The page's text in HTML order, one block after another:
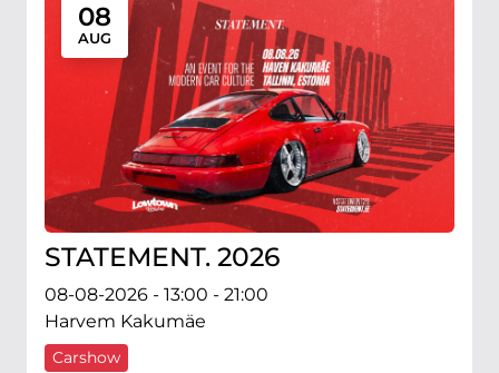
08
AUG
STATEMENT. 2026
08-08-2026 - 13:00 - 21:00
Harvem Kakumäe
Carshow